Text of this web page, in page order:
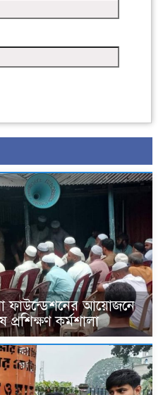
ফাউন্ডেশনের আয়োজনে
কর্মশালা